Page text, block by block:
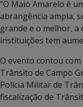
“O Maio Amarelo é
abrangência ampla,
grande e o melhor, a
instituições tem
O evento contou
Trânsito de Campo
Polícia Militar de
fiscalização de